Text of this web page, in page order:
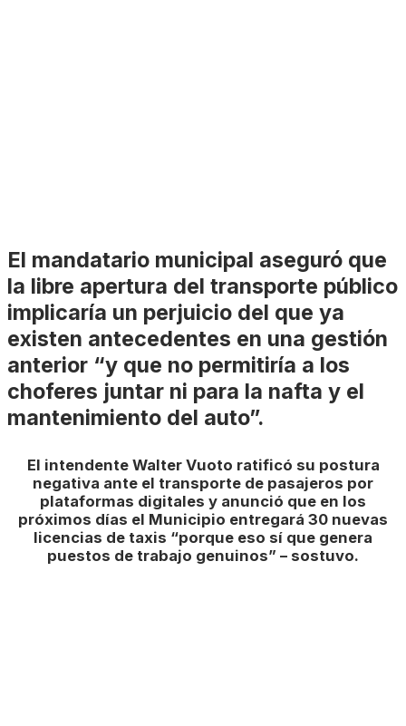
El mandatario municipal aseguró que
la libre apertura del transporte público
implicaría un perjuicio del que ya
existen antecedentes en una gestión
anterior “y que no permitiría a los
choferes juntar ni para la nafta y el
mantenimiento del auto”.
El intendente Walter Vuoto ratificó su postura
negativa ante el transporte de pasajeros por
plataformas digitales y anunció que en los
próximos días el Municipio entregará 30 nuevas
licencias de taxis “porque eso sí que genera
puestos de trabajo genuinos” – sostuvo.